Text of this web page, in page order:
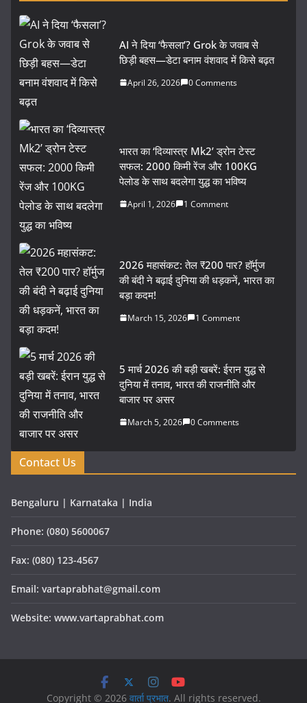
AI ने दिया ‘फैसला’? Grok के जवाब से
छिड़ी बहस—डेटा बनाम वंशवाद में किसे बढ़त
April 26, 2026 0 Comments
भारत का ‘दिव्यास्त्र Mk2’ ड्रोन टेस्ट
सफल: 2000 किमी रेंज और 100KG
पेलोड के साथ बदलेगा युद्ध का भविष्य
April 1, 2026 1 Comment
2026 महासंकट: तेल ₹200 पार? हॉर्मुज
की बंदी ने बढ़ाई दुनिया की धड़कनें, भारत का
बड़ा कदम!
March 15, 2026 1 Comment
5 मार्च 2026 की बड़ी खबरें: ईरान युद्ध से
दुनिया में तनाव, भारत की राजनीति और
बाजार पर असर
March 5, 2026 0 Comments
Contact Us
Bengaluru | Karnataka | India
Phone: (080) 5600067
Fax: (080) 123-4567
Email: vartaprabhat@gmail.com
Website: www.vartaprabhat.com
Copyright © 2026 वार्ता प्रभात. All rights reserved.